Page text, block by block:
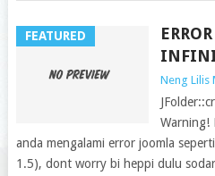
FEATURED
Neng Lilis
Warning!
anda mengalami error joomla
1.5), dont worry bi heppi dulu